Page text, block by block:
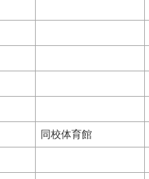
同校体育館